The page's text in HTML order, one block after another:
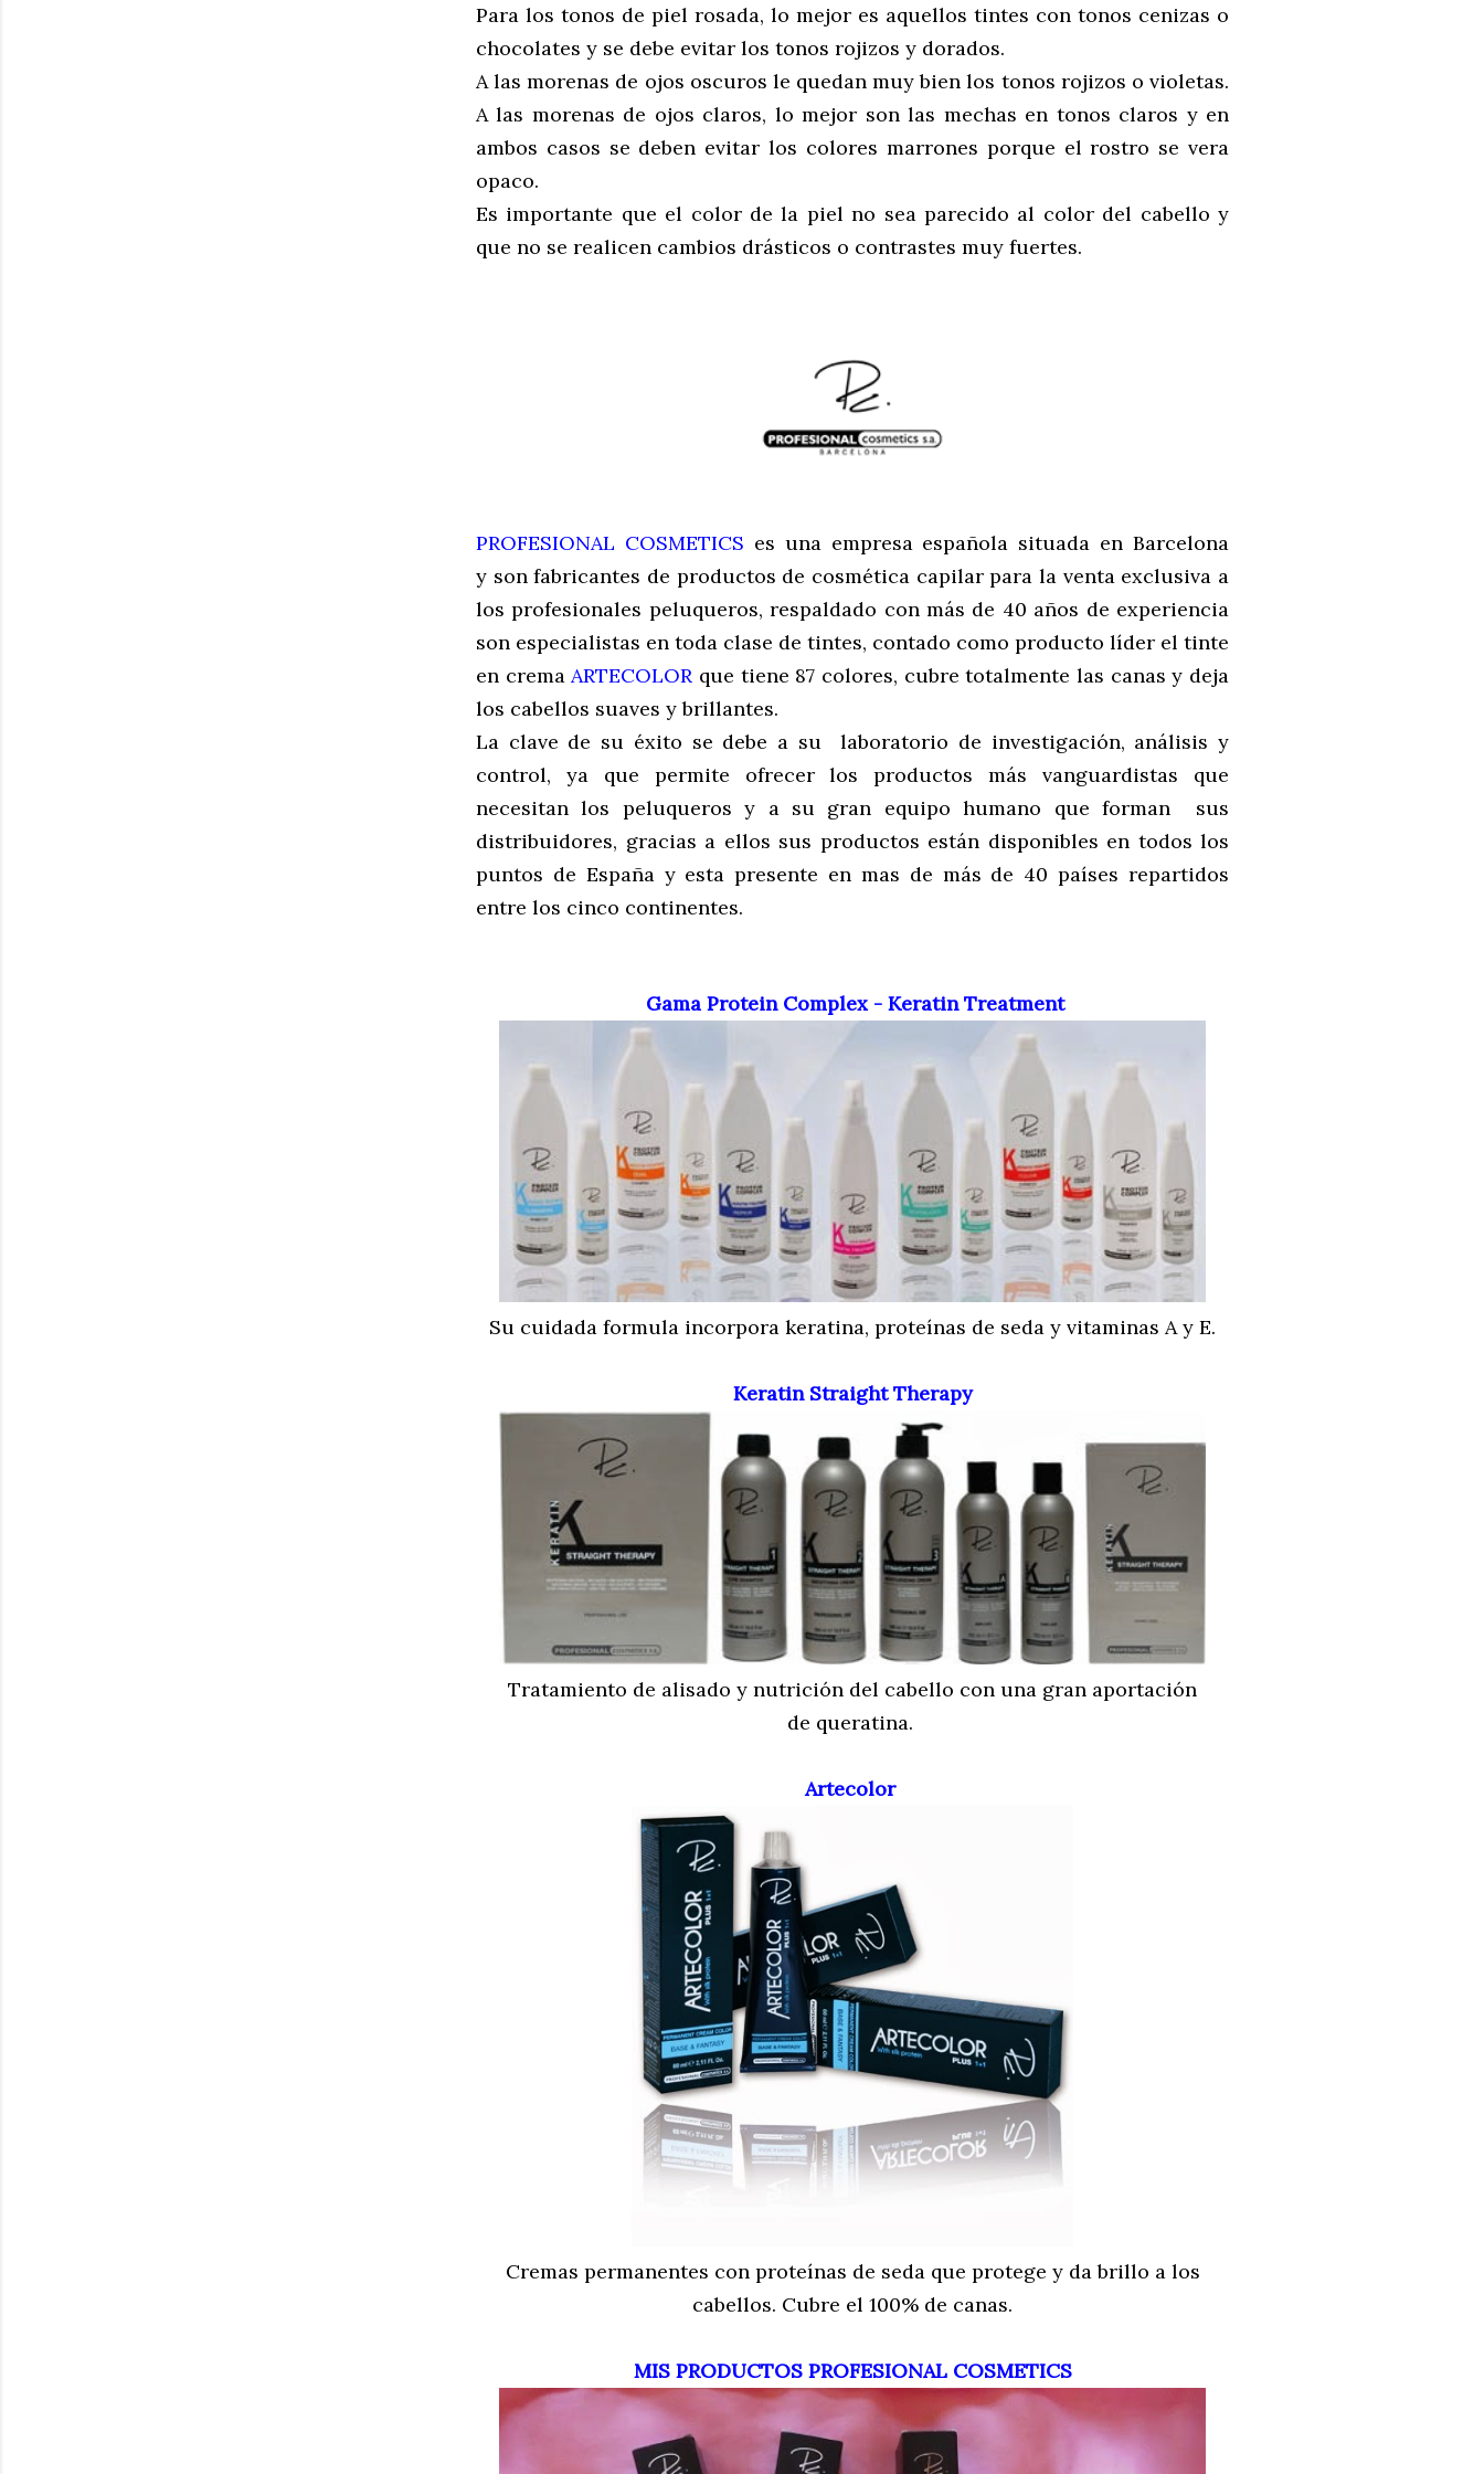
Para los tonos de piel rosada, lo mejor es aquellos tintes con tonos cenizas o
chocolates y se debe evitar los tonos rojizos y dorados.
A las morenas de ojos oscuros le quedan muy bien los tonos rojizos o violetas.
A las morenas de ojos claros, lo mejor son las mechas en tonos claros y en
ambos casos se deben evitar los colores marrones porque el rostro se vera
opaco.
Es importante que el color de la piel no sea parecido al color del cabello y
que no se realicen cambios drásticos o contrastes muy fuertes.
PROFESIONAL COSMETICS es una empresa española situada en Barcelona
y son fabricantes de productos de cosmética capilar para la venta exclusiva a
los profesionales peluqueros, respaldado con más de 40 años de experiencia
son especialistas en toda clase de tintes, contado como producto líder el tinte
en cremaARTECOLOR que tiene 87 colores, cubre totalmente las canas y deja
los cabellos suaves y brillantes.
La clave de su éxito se debe a su laboratorio de investigación, análisis y
control, ya que permite ofrecer los productos más vanguardistas que
necesitan los peluqueros y a su gran equipo humano que forman sus
distribuidores, gracias a ellos sus productos están disponibles en todos los
puntos de España y esta presente en mas de más de 40 países repartidos
entre los cinco continentes.
Gama Protein Complex - Keratin Treatment
Su cuidada formula incorpora keratina, proteínas de seda y vitaminas A y E.
Keratin Straight Therapy
Tratamiento de alisado y nutrición del cabello con una gran aportación
de queratina.
Artecolor
Cremas permanentes con proteínas de seda que protege y da brillo a los
cabellos. Cubre el 100% de canas.
MIS PRODUCTOS PROFESIONAL COSMETICS